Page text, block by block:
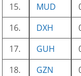
15.
MUD
16.
DXH
17.
GUH
18.
GZN